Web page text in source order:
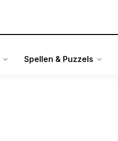
Spellen & Puzzels